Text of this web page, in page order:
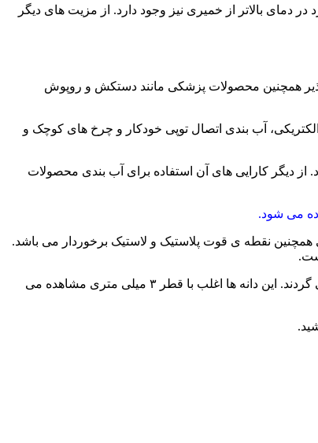
دمای بالاتر از خمیری نیز وجود دارد. از مزیت های دیگر
همچنین محصولات پزشکی مانند دستکش و روپوش
آب بندی اتصال توپی خودکار و چرخ های کوچک و
دیگر کارایی های آن استفاده برای آب بندی محصولات
همچنین نقطه ی قوت پلاستیک و لاستیک برخوردار می باشد.
این مواد در اشکال مختلف به صورت مکعب، استوانه ای، دانه و در حالت عدسی شکل و در برخی موارد به صورت پودری تولید و به بازار عرضه می گردند. این دانه ها اغلب با قطر ۳ میلی متری مشاهده می